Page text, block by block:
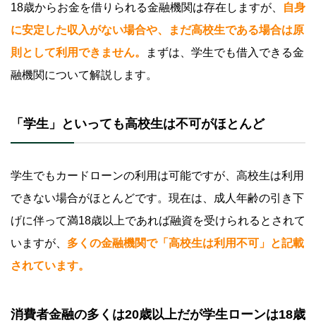
カードローンを利用してお金を借りる
カードローンとは
カードローンを利用するメリット
カードローンの申込手順について
学費が払えないとき
資格取得費用が必要なとき
旅費や交際費などの資金が必要なとき
学生がお金を借りる際の注意点
本人に安定した収入がなければ借入ができない
18歳からお金を借りられる金融機関は存在しますが、
自身
に安定した収入がない場合や、まだ高校生である場合は原
則として利用できません。
まずは、学生でも借入できる金
融機関について解説します。
「学生」といっても高校生は不可がほとんど
学生でもカードローンの利用は可能ですが、高校生は利用
できない場合がほとんどです。現在は、成人年齢の引き下
げに伴って満18歳以上であれば融資を受けられるとされて
いますが、 多くの金融機関で「高校生は利用不可」と記載
されています。
消費者金融の多くは20歳以上だが学生ローンは18歳